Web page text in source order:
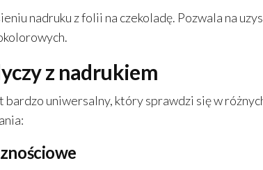
nadruku z folii na czekoladę. Pozwala na
z nadrukiem
bardzo uniwersalny, który sprawdzi się w